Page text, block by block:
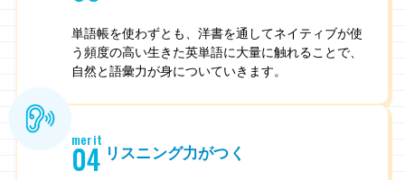
単語帳を使わずとも、洋書を通してネイティブが使
う頻度の高い生きた英単語に大量に触れることで、
自然と語彙力が身についていきます。
merit
04 リスニング力がつく